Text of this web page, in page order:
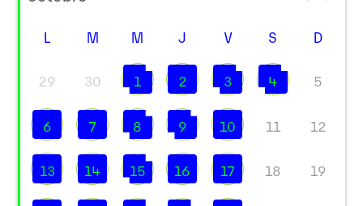
L M M J V S D
29 30 1 2 3 4 5
6 7 8 9 10 11 12
13 14 15 16 17 18 19